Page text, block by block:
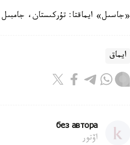
«جاسىل» ايماقتا: تۇركىستان، جامبىل
ايماق
без автора
اۆتور